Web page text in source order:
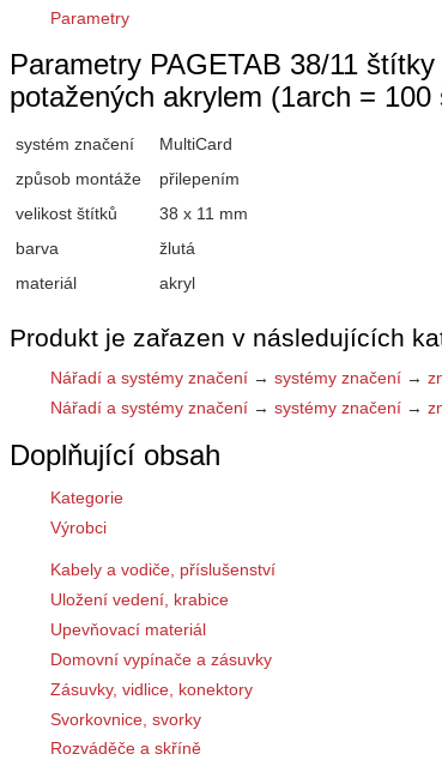
Parametry
Parametry PAGETAB 38/11
potažených akrylem (1arch =
systém značení
MultiCard
způsob montáže
přilepením
velikost štítků
38 x 11 mm
barva
žlutá
materiál
akryl
Produkt je zařazen v následujících
Nářadí a systémy značení → systémy značení →
Nářadí a systémy značení → systémy značení →
Doplňující obsah
Kategorie
Výrobci
Kabely a vodiče, příslušenství
Uložení vedení, krabice
Upevňovací materiál
Domovní vypínače a zásuvky
Zásuvky, vidlice, konektory
Svorkovnice, svorky
Rozváděče a skříně